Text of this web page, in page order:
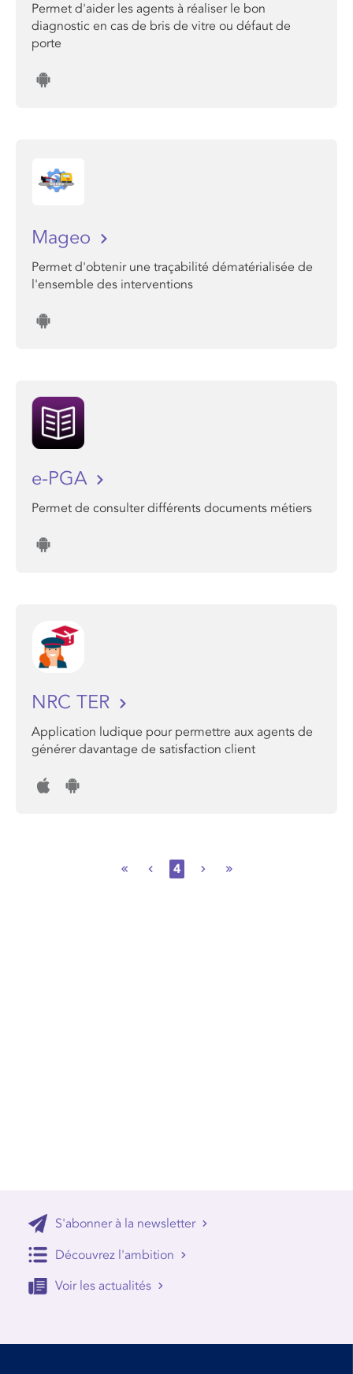
Permet d'aider les agents à réaliser le bon
diagnostic en cas de bris de vitre ou défaut de
porte
Mageo
Permet d'obtenir une traçabilité dématérialisée de
l'ensemble des interventions
e-PGA
Permet de consulter différents documents métiers
NRC TER
Application ludique pour permettre aux agents de
générer davantage de satisfaction client
4
S'abonner à la newsletter
Découvrez l'ambition
Voir les actualités